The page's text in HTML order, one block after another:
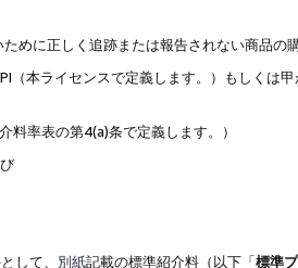
めに正しく追跡または報告されない商品の購
本ライセンスで定義します。）もしくは
率表の第4(a)条で定義します。）
して、 別紙記載の標準紹介料（以下「標準